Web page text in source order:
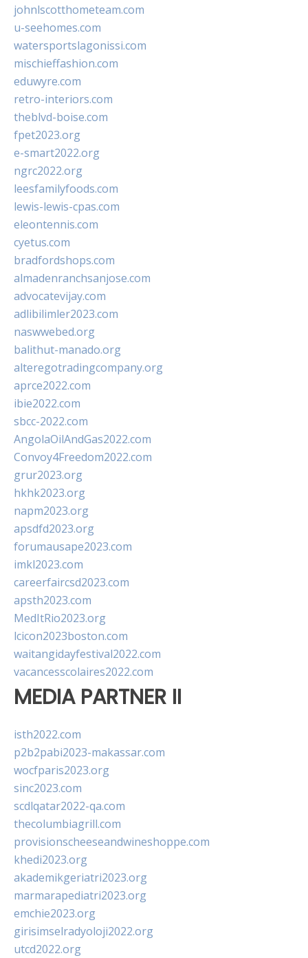
johnlscotthometeam.com
u-seehomes.com
watersportslagonissi.com
mischieffashion.com
eduwyre.com
retro-interiors.com
theblvd-boise.com
fpet2023.org
e-smart2022.org
ngrc2022.org
leesfamilyfoods.com
lewis-lewis-cpas.com
eleontennis.com
cyetus.com
bradfordshops.com
almadenranchsanjose.com
advocatevijay.com
adlibilimler2023.com
naswwebed.org
balithut-manado.org
alteregotradingcompany.org
aprce2022.com
ibie2022.com
sbcc-2022.com
AngolaOilAndGas2022.com
Convoy4Freedom2022.com
grur2023.org
hkhk2023.org
napm2023.org
apsdfd2023.org
forumausape2023.com
imkl2023.com
careerfaircsd2023.com
apsth2023.com
MedItRio2023.org
lcicon2023boston.com
waitangidayfestival2022.com
vacancesscolaires2022.com
MEDIA PARTNER II
isth2022.com
p2b2pabi2023-makassar.com
wocfparis2023.org
sinc2023.com
scdlqatar2022-qa.com
thecolumbiagrill.com
provisionscheeseandwineshoppe.com
khedi2023.org
akademikgeriatri2023.org
marmarapediatri2023.org
emchie2023.org
girisimselradyoloji2022.org
utcd2022.org